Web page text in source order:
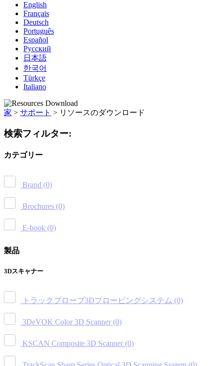
English
Français
Deutsch
Português
Español
Русский
日本語
한국어
Türkçe
Italiano
家 > サポート > リソースのダウンロード
検索フィルター:
カテゴリー
Brand (0)
Brochures (0)
E-book (0)
製品
3Dスキャナー
トラックプローブ3Dプロービングシステム (0)
3DeVOK Color 3D Scanner (0)
KSCAN Composite 3D Scanner (0)